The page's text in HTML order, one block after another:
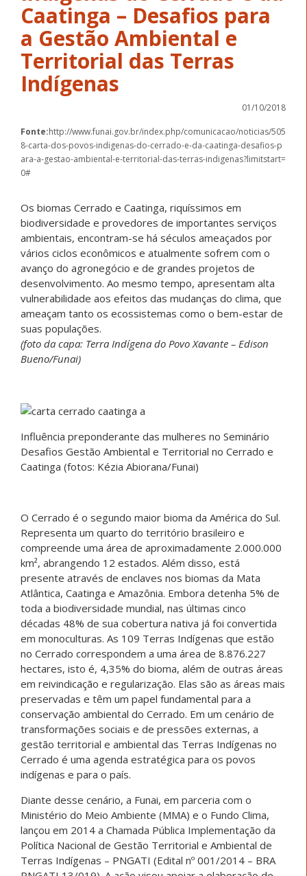
Caatinga – Desafios para
a Gestão Ambiental e
Territorial das Terras
Indígenas
01/10/2018
Fonte:http://www.funai.gov.br/index.php/comunicacao/noticias/505
8-carta-dos-povos-indigenas-do-cerrado-e-da-caatinga-desafios-p
ara-a-gestao-ambiental-e-territorial-das-terras-indigenas?limitstart=
0#
Os biomas Cerrado e Caatinga, riquíssimos em
biodiversidade e provedores de importantes serviços
ambientais, encontram-se há séculos ameaçados por
vários ciclos econômicos e atualmente sofrem com o
avanço do agronegócio e de grandes projetos de
desenvolvimento. Ao mesmo tempo, apresentam alta
vulnerabilidade aos efeitos das mudanças do clima, que
ameaçam tanto os ecossistemas como o bem-estar de
suas populações.
(foto da capa: Terra Indígena do Povo Xavante – Edison
Bueno/Funai)
Influência preponderante das mulheres no Seminário
Desafios Gestão Ambiental e Territorial no Cerrado e
Caatinga (fotos: Kézia Abiorana/Funai)
O Cerrado é o segundo maior bioma da América do Sul.
Representa um quarto do território brasileiro e
compreende uma área de aproximadamente 2.000.000
km², abrangendo 12 estados. Além disso, está
presente através de enclaves nos biomas da Mata
Atlântica, Caatinga e Amazônia. Embora detenha 5% de
toda a biodiversidade mundial, nas últimas cinco
décadas 48% de sua cobertura nativa já foi convertida
em monoculturas. As 109 Terras Indígenas que estão
no Cerrado correspondem a uma área de 8.876.227
hectares, isto é, 4,35% do bioma, além de outras áreas
em reivindicação e regularização. Elas são as áreas mais
preservadas e têm um papel fundamental para a
conservação ambiental do Cerrado. Em um cenário de
transformações sociais e de pressões externas, a
gestão territorial e ambiental das Terras Indígenas no
Cerrado é uma agenda estratégica para os povos
indígenas e para o país.
Diante desse cenário, a Funai, em parceria com o
Ministério do Meio Ambiente (MMA) e o Fundo Clima,
lançou em 2014 a Chamada Pública Implementação da
Política Nacional de Gestão Territorial e Ambiental de
Terras Indígenas – PNGATI (Edital nº 001/2014 – BRA